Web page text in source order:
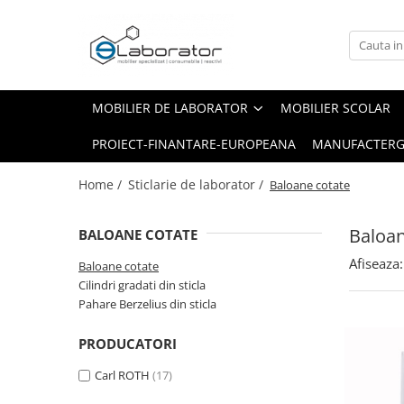
Mobilier de laborator
Module sanitare
Dulapuri pentru stocare reactivi
depozitarea de reactivi chimici –
acizi și baze
Bancuri de lucru industriale
Sticlarie de laborator
Pahare Berzelius din sticla
Robineti de laborator
MOBILIER DE LABORATOR MOBILIER SCOLAR
PROIECT-FINANTARE-EUROPEANA
Home / Sticlarie de laborator / Baloane cotate
BALOANE COTATE
Baloane cotate
Cilindri gradati din sticla
Pahare Berzelius din sticla
PRODUCATORI
Carl ROTH (17)
Afiseaza: